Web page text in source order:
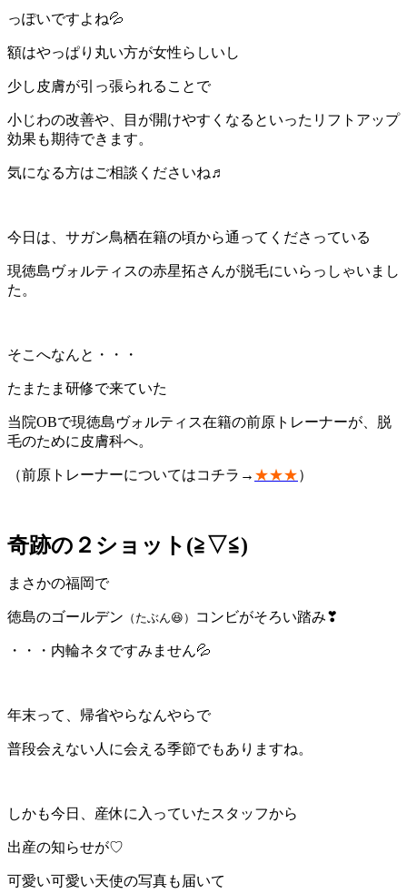
っぽいですよね💦
額はやっぱり丸い方が女性らしいし
少し皮膚が引っ張られることで
小じわの改善や、目が開けやすくなるといったリフトアップ
効果も期待できます。
気になる方はご相談くださいね♬
今日は、サガン鳥栖在籍の頃から通ってくださっている
現徳島ヴォルティスの赤星拓さんが脱毛にいらっしゃいまし
た。
そこへなんと・・・
たまたま研修で来ていた
当院OBで現徳島ヴォルティス在籍の前原トレーナーが、脱
毛のために皮膚科へ。
（前原トレーナーについてはコチラ→ ★★★）
奇跡の２ショット(≧▽≦)
まさかの福岡で
徳島のゴールデン （たぶん😆） コンビがそろい踏み❣
・・・内輪ネタですみません💦
年末って、帰省やらなんやらで
普段会えない人に会える季節でもありますね。
しかも今日、産休に入っていたスタッフから
出産の知らせが♡
可愛い可愛い天使の写真も届いて